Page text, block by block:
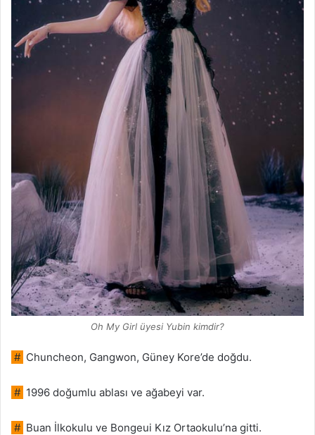
Oh My Girl üyesi Yubin kimdir?
# Chuncheon, Gangwon, Güney Kore’de doğdu.
# 1996 doğumlu ablası ve ağabeyi var.
# Buan İlkokulu ve Bongeui Kız Ortaokulu’na gitti.